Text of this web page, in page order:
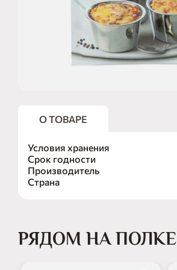
О ТОВАРЕ
Условия хранения
Срок годности
Производитель
Страна
РЯДОМ НА ПОЛКЕ